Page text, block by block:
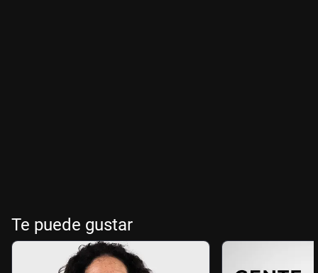
Te puede gustar